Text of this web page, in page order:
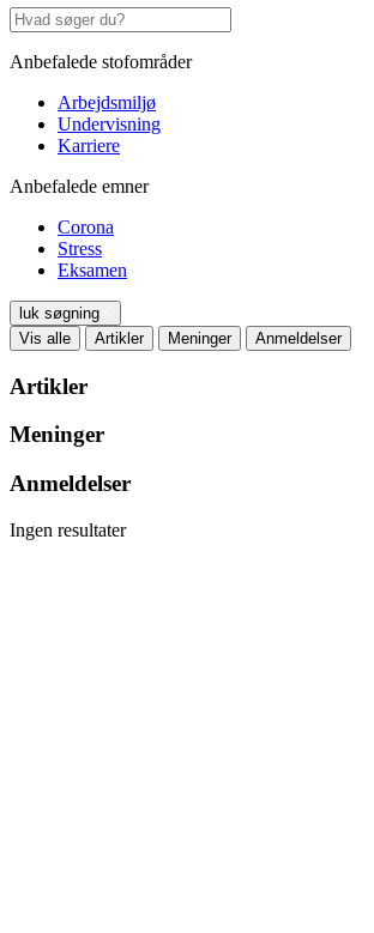
Anbefalede stofområder
Arbejdsmiljø
Undervisning
Karriere
Anbefalede emner
Corona
Stress
Eksamen
luk søgning
Vis alle
Artikler Meninger Anmeldelser
Artikler
Meninger
Anmeldelser
Ingen resultater